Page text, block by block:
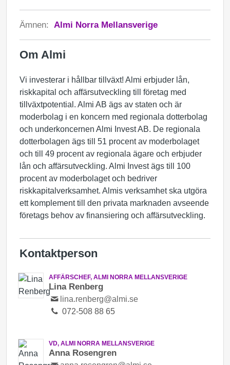
Ämnen: Almi Norra Mellansverige
Om Almi
Vi investerar i hållbar tillväxt! Almi erbjuder lån,
riskkapital och affärsutveckling till företag med
tillväxtpotential. Almi AB ägs av staten och är
moderbolag i en koncern med regionala dotterbolag
och underkoncernen Almi Invest AB. De regionala
dotterbolagen ägs till 51 procent av moderbolaget
och till 49 procent av regionala ägare och erbjuder
lån och affärsutveckling. Almi Invest ägs till 100
procent av moderbolaget och bedriver
riskkapitalverksamhet. Almis verksamhet ska utgöra
ett komplement till den privata marknaden avseende
företags behov av finansiering och affärsutveckling.
Kontaktperson
AFFÄRSCHEF, ALMI NORRA MELLANSVERIGE
Lina Renberg
lina.renberg@almi.se
072-508 88 65
VD, ALMI NORRA MELLANSVERIGE
Anna Rosengren